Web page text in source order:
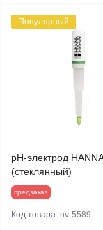
Популярный
pH-электрод
(стеклянный)
предзаказ
Код товара: nv-5589